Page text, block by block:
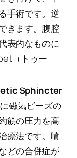
手術です。逆
きます。腹腔
表的なものに
（トゥー
Sphincter
磁気ビーズの
筋の圧力を高
療法です。噴
どの合併症が